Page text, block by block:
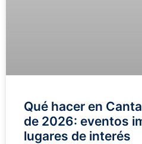
Qué hacer en
de 2026: eventos
lugares de interés